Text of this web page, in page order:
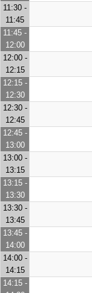
11:30 -
11:45
11:45 -
12:00
12:00 -
12:15
12:15 -
12:30
12:30 -
12:45
12:45 -
13:00
13:00 -
13:15
13:15 -
13:30
13:30 -
13:45
13:45 -
14:00
14:00 -
14:15
14:15 -